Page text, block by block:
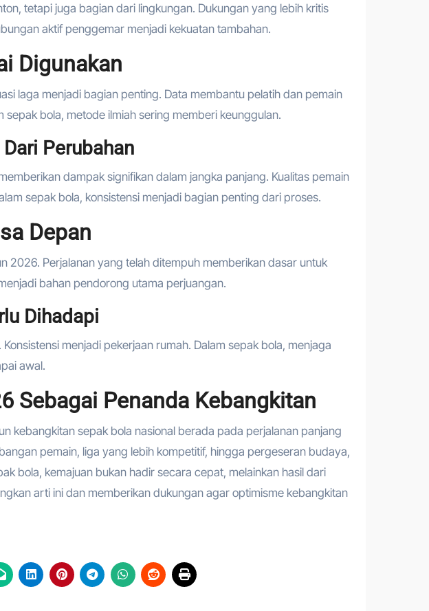
tetapi juga bagian dari lingkungan. Dukungan yang lebih kritis
aktif penggemar menjadi kekuatan tambahan.
Digunakan
laga menjadi bagian penting. Data membantu pelatih dan pemain
sepak bola, metode ilmiah sering memberi keunggulan.
Perubahan
dampak signifikan dalam jangka panjang. Kualitas pemain
sepak bola, konsistensi menjadi bagian penting dari proses.
Depan
2026. Perjalanan yang telah ditempuh memberikan dasar untuk
bahan pendorong utama perjuangan.
Dihadapi
menjadi pekerjaan rumah. Dalam sepak bola, menjaga
awal.
Sebagai Penanda Kebangkitan
kebangkitan sepak bola nasional berada pada perjalanan panjang
pemain, liga yang lebih kompetitif, hingga pergeseran budaya,
bola, kemajuan bukan hadir secara cepat, melainkan hasil dari
arti ini dan memberikan dukungan agar optimisme kebangkitan